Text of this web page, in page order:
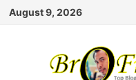
Skip
August 9, 2026